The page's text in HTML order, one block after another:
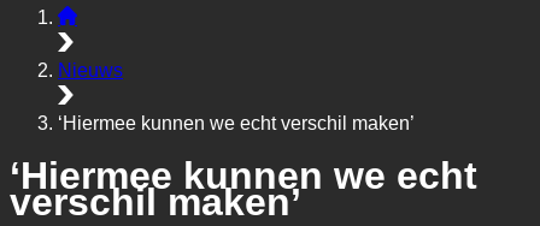
Nieuws
‘Hiermee kunnen we echt verschil maken’
‘Hiermee kunnen we echt
verschil maken’